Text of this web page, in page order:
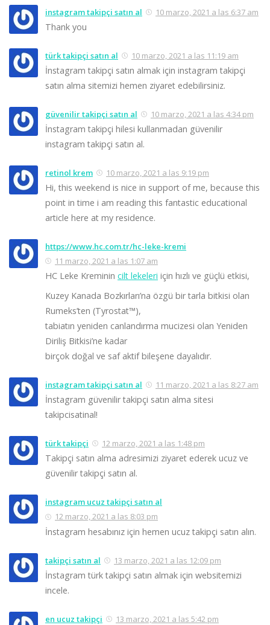
instagram takipçi satın al 10 marzo, 2021 a las 6:37 am
Thank you
türk takipçi satın al 10 marzo, 2021 a las 11:19 am
İnstagram takipçi satın almak için instagram takipçi
satın alma sitemizi hemen ziyaret edebilirsiniz.
güvenilir takipçi satın al 10 marzo, 2021 a las 4:34 pm
İnstagram takipçi hilesi kullanmadan güvenilir
instagram takipçi satın al.
retinol krem 10 marzo, 2021 a las 9:19 pm
Hi, this weekend is nice in support of me, because this
point in time i am reading this fantastic educational
article here at my residence.
https://www.hc.com.tr/hc-leke-kremi
11 marzo, 2021 a las 1:07 am
HC Leke Kreminin cilt lekeleri için hızlı ve güçlü etkisi,
Kuzey Kanada Bozkırları’na özgü bir tarla bitkisi olan
Rumeks’ten (Tyrostat™),
tabiatın yeniden canlandırma mucizesi olan Yeniden
Diriliş Bitkisi’ne kadar
birçok doğal ve saf aktif bileşene dayalıdır.
instagram takipçi satın al 11 marzo, 2021 a las 8:27 am
İnstagram güvenilir takipçi satın alma sitesi
takipcisatinal!
türk takipçi 12 marzo, 2021 a las 1:48 pm
Takipçi satın alma adresimizi ziyaret ederek ucuz ve
güvenilir takipçi satın al.
instagram ucuz takipçi satın al
12 marzo, 2021 a las 8:03 pm
İnstagram hesabınız için hemen ucuz takipçi satın alın.
takipçi satın al 13 marzo, 2021 a las 12:09 pm
İnstagram türk takipçi satın almak için websitemizi
incele.
en ucuz takipçi 13 marzo, 2021 a las 5:42 pm